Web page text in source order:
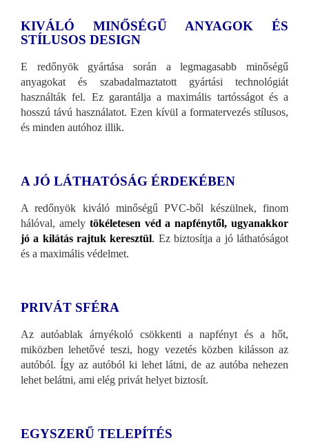
KIVÁLÓ MINŐSÉGŰ ANYAGOK ÉS
STÍLUSOS DESIGN
E redőnyök gyártása során a legmagasabb minőségű
anyagokat és szabadalmaztatott gyártási technológiát
használták fel. Ez garantálja a maximális tartósságot és a
hosszú távú használatot. Ezen kívül a formatervezés stílusos,
és minden autóhoz illik.
A JÓ LÁTHATÓSÁG ÉRDEKÉBEN
A redőnyök kiváló minőségű PVC-ből készülnek, finom
hálóval, amelytökéletesen véd a napfénytől, ugyanakkor
jó a kilátás rajtuk keresztül. Ez biztosítja a jó láthatóságot
és a maximális védelmet.
PRIVÁT SFÉRA
Az autóablak árnyékoló csökkenti a napfényt és a hőt,
miközben lehetővé teszi, hogy vezetés közben kilásson az
autóból. Így az autóból ki lehet látni, de az autóba nehezen
lehet belátni, ami elég privát helyet biztosít.
EGYSZERŰ TELEPÍTÉS